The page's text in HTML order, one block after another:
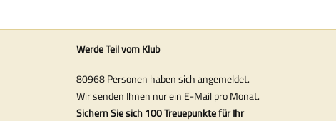
Werde Teil vom Klub
80968 Personen haben sich angemeldet.
Wir senden Ihnen nur ein E-Mail pro Monat.
Sichern Sie sich 100 Treuepunkte für Ihr